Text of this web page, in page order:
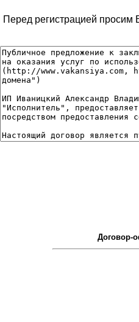
Перед регистрацией просим
Договор-